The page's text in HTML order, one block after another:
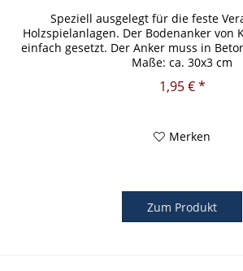
Speziell ausgelegt für die feste
Holzspielanlagen. Der Bodenanker von
einfach gesetzt. Der Anker muss in
Maße: ca. 30x3 cm
1,95 € *
Merken
Zum Produkt